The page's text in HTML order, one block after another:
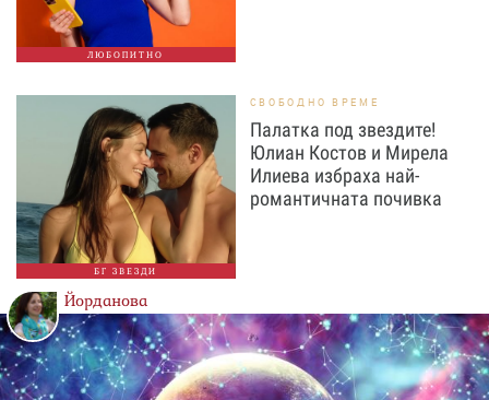
ЛЮБОПИТНО
БГ ЗВЕЗДИ
СВОБОДНО ВРЕМЕ
Палатка под звездите!
Юлиан Костов и Мирела
Илиева избраха най-
романтичната почивка
Йорданова